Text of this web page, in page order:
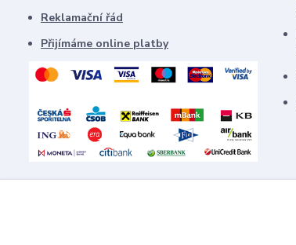
Reklamační řád
Přijímáme online platby